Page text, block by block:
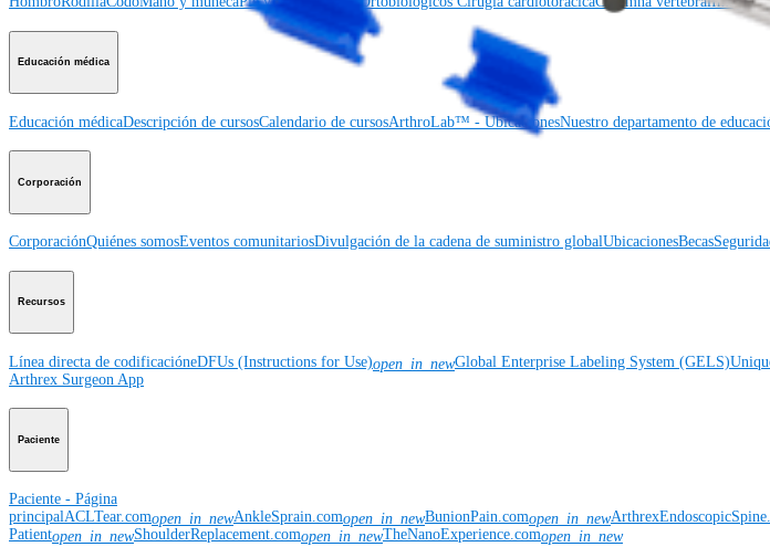
Educación médica
Educación médicaDescripción de cursosCalendario de cursosArthroLab™ - UbicacionesNuestro departamento de
Corporación
CorporaciónQuiénes somosEventos comunitariosDivulgación de la cadena de suministro globalUbicacionesBecas
Recursos
Línea directa de codificacióneDFUs (Instructions for Use)open_in_newGlobal Enterprise Labeling System (GELS)
Arthrex Surgeon App
Paciente
Paciente - Página
principalACLTear.comopen_in_newAnkleSprain.comopen_in_newBunionPain.comopen_in_new
Patientopen_in_newShoulderReplacement.comopen_in_newTheNanoExperience.comopen_in_new